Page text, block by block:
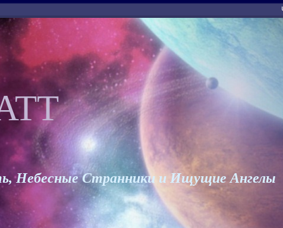
Небесные Странники и Ищущие Ангелы